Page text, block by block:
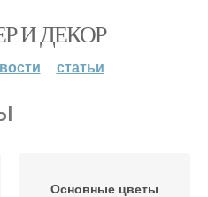
И ДЕКОР
статьи
Основные цветы